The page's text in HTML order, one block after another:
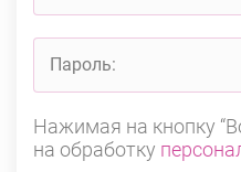
Пароль:
Нажимая на кнопку
на обработку